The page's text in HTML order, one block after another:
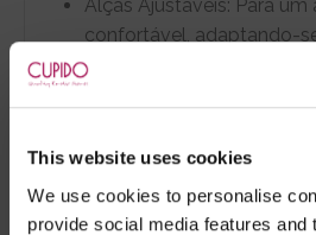
This website uses cookies
We use cookies to personalise
provide social media features and
Alças Ajustáveis: Para
confortável, adaptando-
preferências.
especiais ou para
sentir-se única e sedutora.